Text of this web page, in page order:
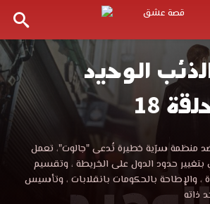
مسلسل
الذئب
الوحيد
الحلقة
الوحيد
18
مسلسل
الذئب
الوحيد
منظمة سرّية خطيرة تُدعى "جالوت"، تعمل
حدود الدول على الخريطة ، وتقسيم
، والإطاحة بالحكومات بانقلابات ، وتأسيس